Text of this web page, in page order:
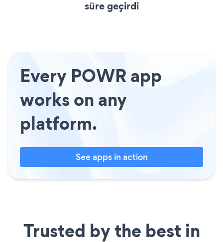
süre geçirdi
Every POWR app
works on any
platform.
See apps in action
Trusted by the best in